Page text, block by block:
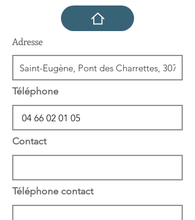
Adresse
Téléphone
Contact
Téléphone contact